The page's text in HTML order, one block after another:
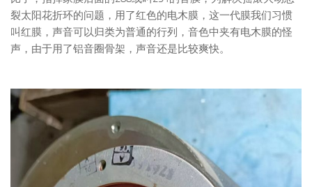
裂太阳花折环的问题，用了红色的电木膜，这一代膜我们习惯
叫红膜，声音可以归类为普通的行列，音色中夹有电木膜的怪
声，由于用了铝音圈骨架，声音还是比较爽快。